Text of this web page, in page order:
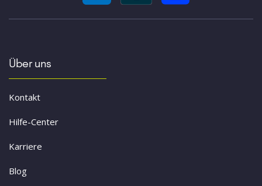
Über uns
Kontakt
Hilfe-Center
Karriere
Blog